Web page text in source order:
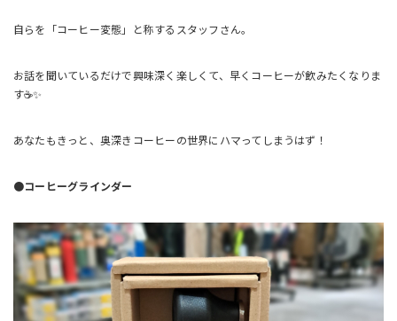
自らを「コーヒー変態」と称するスタッフさん。
お話を聞いているだけで興味深く楽しくて、早くコーヒーが飲みたくなりま
す☕✨
あなたもきっと、奥深きコーヒーの世界にハマってしまうはず！
●コーヒーグラインダー